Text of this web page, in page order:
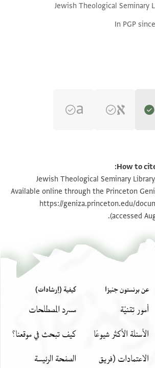
Jewish Theological Seminary
In PGP
تكبير و تدوير
How to
Jewish Theological Seminary
Available online through the Princeton
https://geniza.princeton.edu/
(accessed
عن برنستون جنيزا
أمور تِقنيّة
الأسئلة الأكثر شيوعًا
الاعتمادات (فريق
كيفية (إرشادات)
مسرد المصطلحات
كيف تبحث في موقعنا؟
الصفحة الرئيسة